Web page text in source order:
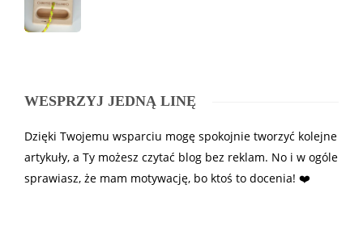
WESPRZYJ JEDNĄ LINĘ
Dzięki Twojemu wsparciu mogę spokojnie tworzyć kolejne
artykuły, a Ty możesz czytać blog bez reklam. No i w ogóle
sprawiasz, że mam motywację, bo ktoś to docenia! ❤️